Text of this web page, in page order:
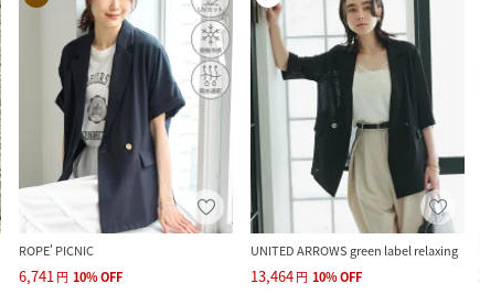
ROPE' PICNIC
6,741 円 10%OFF
UNITED ARROWS green label relaxing
13,464円 10%OFF